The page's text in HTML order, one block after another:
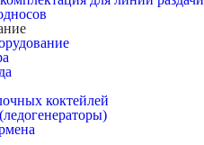
коктейлей